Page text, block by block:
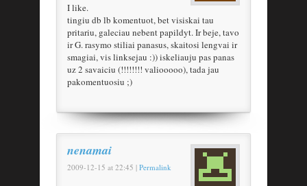
I like.
tingiu db lb komentuot, bet visiskai tau
pritariu, galeciau nebent papildyt. Ir beje, tavo
ir G. rasymo stiliai panasus, skaitosi lengvai ir
smagiai, vis linksejau :)) iskeliauju pas panas
uz 2 savaiciu (!!!!!!!! valiooooo), tada jau
pakomentuosiu ;)
nenamai
2009-12-15 at 22:45 | Permalink